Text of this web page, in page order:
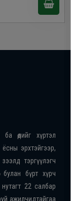
өдийг хүртэл
эрхтэйгээр,
тэргүүлэгч
бүрт хүрч
22 салбар
ажилчидтайгаа